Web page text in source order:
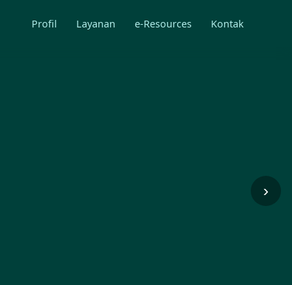
Profil Layanan e-Resources Kontak
›